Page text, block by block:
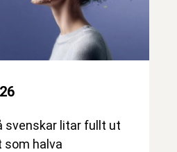
svenskar litar fullt ut
som halva